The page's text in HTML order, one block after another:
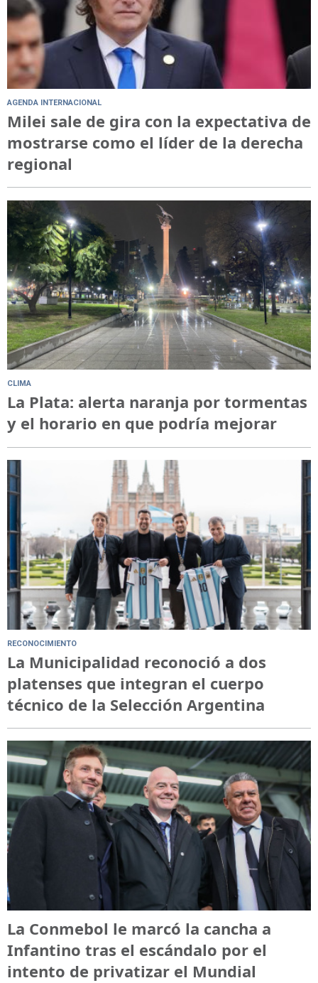
AGENDA INTERNACIONAL
Milei sale de gira con la expectativa de
mostrarse como el líder de la derecha
regional
CLIMA
La Plata: alerta naranja por tormentas
y el horario en que podría mejorar
RECONOCIMIENTO
La Municipalidad reconoció a dos
platenses que integran el cuerpo
técnico de la Selección Argentina
La Conmebol le marcó la cancha a
Infantino tras el escándalo por el
intento de privatizar el Mundial